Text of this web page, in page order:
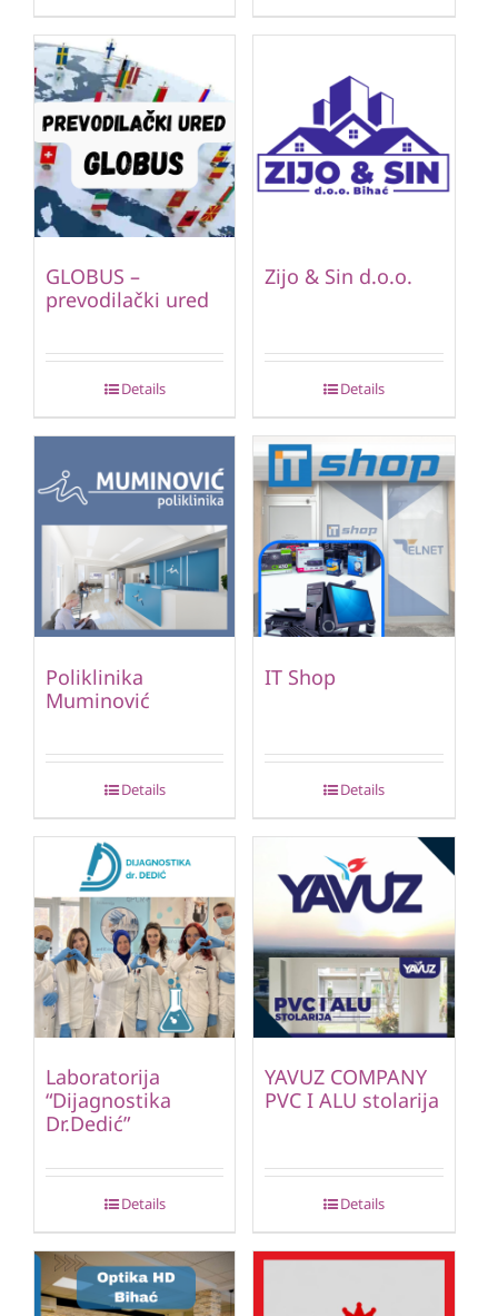
GLOBUS –
prevodilački ured
Details
Zijo & Sin d.o.o.
Details
Poliklinika
Muminović
Details
IT Shop
Details
Laboratorija
“Dijagnostika
Dr.Dedić”
Details
YAVUZ COMPANY
PVC I ALU stolarija
Details